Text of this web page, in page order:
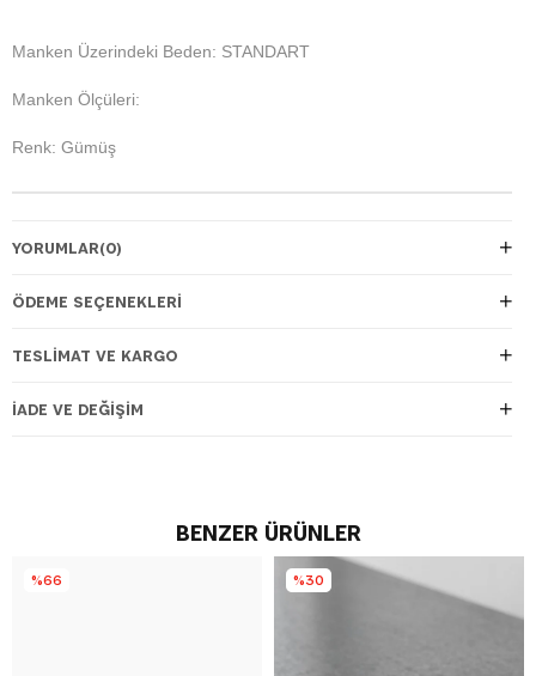
Manken Üzerindeki Beden: STANDART
Manken Ölçüleri:
Renk: Gümüş
YORUMLAR(0)
ÖDEME SEÇENEKLERI
TESLIMAT VE KARGO
İADE VE DEĞIŞIM
BENZER ÜRÜNLER
%66 %30